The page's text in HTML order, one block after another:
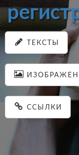
ТЕКСТЫ
ССЫЛКИ